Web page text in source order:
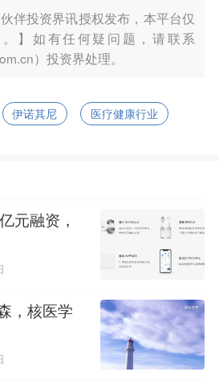
伴投资界讯授权发布，本平台仅
】如有任何疑问题，请联系
）投资界处理。
伊诺其尼 医疗健康行业
元融资，
，核医学